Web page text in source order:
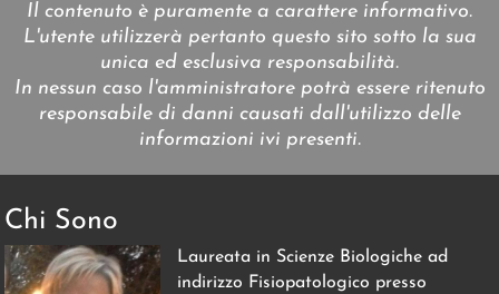
Il contenuto è puramente a carattere informativo.
L'utente utilizzerà pertanto questo sito sotto la sua
unica ed esclusiva responsabilità.
In nessun caso l'amministratore potrà essere ritenuto
responsabile di danni causati dall'utilizzo delle
informazioni ivi presenti.
Chi Sono
Laureata in Scienze Biologiche ad
indirizzo Fisiopatologico presso